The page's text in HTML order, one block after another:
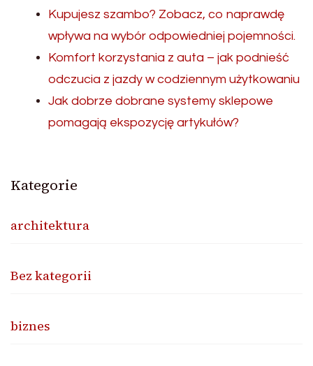
Kupujesz szambo? Zobacz, co naprawdę
wpływa na wybór odpowiedniej pojemności.
Komfort korzystania z auta – jak podnieść
odczucia z jazdy w codziennym użytkowaniu
Jak dobrze dobrane systemy sklepowe
pomagają ekspozycję artykułów?
Kategorie
architektura
Bez kategorii
biznes